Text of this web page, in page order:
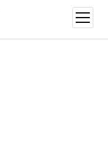
open
menu